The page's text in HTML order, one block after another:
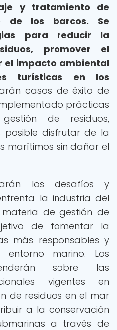
y tratamiento de
de los barcos.
Se
para reducir la
promover el
el impacto ambiental
turísticas en los
casos de éxito de
prácticas
de residuos,
posible disfrutar de la
marítimos sin dañar el
los desafíos y
la industria del
de gestión de
de fomentar la
más responsables y
entorno marino. Los
sobre las
vigentes en
de residuos en el mar
a la conservación
a través de